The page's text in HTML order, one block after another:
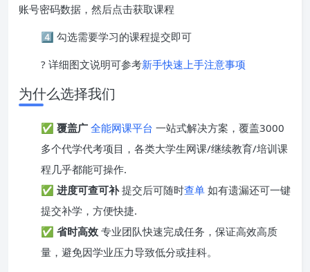
账号密码数据，然后点击获取课程
4️⃣ 勾选需要学习的课程提交即可
? 详细图文说明可参考新手快速上手注意事项
为什么选择我们
✅ 覆盖广 全能网课平台 一站式解决方案，覆盖3000
多个代学代考项目，各类大学生网课/继续教育/培训课
程几乎都能可操作.
✅ 进度可查可补提交后可随时查单 如有遗漏还可一键
提交补学，方便快捷.
✅ 省时高效 专业团队快速完成任务，保证高效高质
量，避免因学业压力导致低分或挂科。